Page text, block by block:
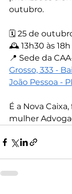
outubro.
🗓️ 25 de
🕰️ 13h30 às 18h
📍 Sede da
Grosso, 333 -
João Pessoa -
É a Nova
mulher